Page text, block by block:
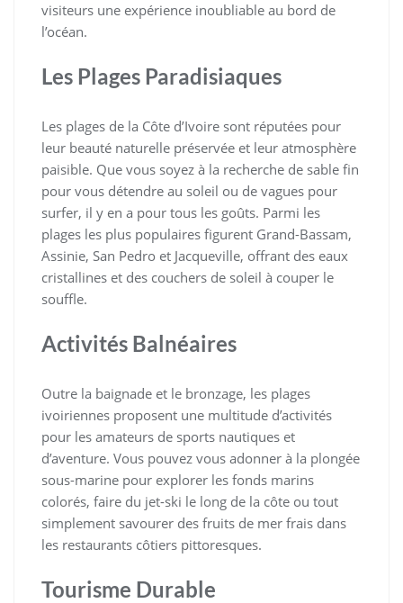
visiteurs une expérience inoubliable au bord de
l’océan.
Les Plages Paradisiaques
Les plages de la Côte d’Ivoire sont réputées pour
leur beauté naturelle préservée et leur atmosphère
paisible. Que vous soyez à la recherche de sable fin
pour vous détendre au soleil ou de vagues pour
surfer, il y en a pour tous les goûts. Parmi les
plages les plus populaires figurent Grand-Bassam,
Assinie, San Pedro et Jacqueville, offrant des eaux
cristallines et des couchers de soleil à couper le
souffle.
Activités Balnéaires
Outre la baignade et le bronzage, les plages
ivoiriennes proposent une multitude d’activités
pour les amateurs de sports nautiques et
d’aventure. Vous pouvez vous adonner à la plongée
sous-marine pour explorer les fonds marins
colorés, faire du jet-ski le long de la côte ou tout
simplement savourer des fruits de mer frais dans
les restaurants côtiers pittoresques.
Tourisme Durable